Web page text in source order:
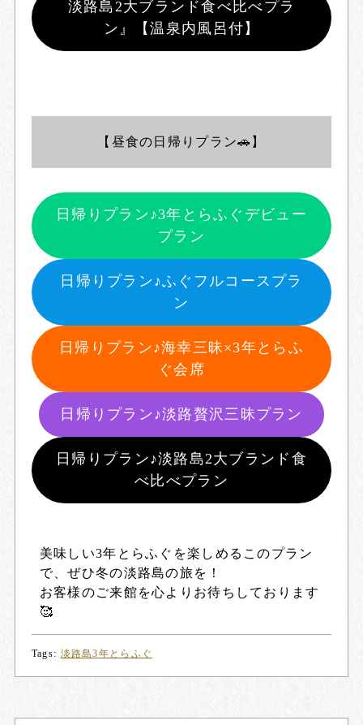
淡路島2大ブランド食べ比べプラ
ン』【温泉内風呂付】
【昼食の日帰りプラン🚗】
日帰りプラン♪3年とらふぐデビュー
プラン
日帰りプラン♪ふぐフルコースプラ
ン
日帰りプラン♪海幸三昧×3年とらふ
ぐ会席
日帰りプラン♪淡路贅沢三昧プラン
日帰りプラン♪淡路島2大ブランド食
べ比べプラン
美味しい3年とらふぐを楽しめるこのプラン
で、ぜひ冬の淡路島の旅を！
お客様のご来館を心よりお待ちしております
🥰
Tags: 淡路島3年とらふぐ